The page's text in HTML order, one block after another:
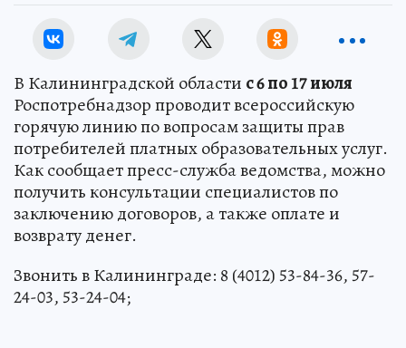
В Калининградской области с 6 по 17 июля
Роспотребнадзор проводит всероссийскую
горячую линию по вопросам защиты прав
потребителей платных образовательных услуг.
Как сообщает пресс-служба ведомства, можно
получить консультации специалистов по
заключению договоров, а также оплате и
возврату денег.
Звонить в Калининграде: 8 (4012) 53-84-36, 57-
24-03, 53-24-04;